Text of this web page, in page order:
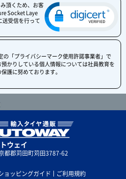
頂くため、お客
Socket Laye
送受信を行って
の「プライバシーマーク使用許諾事業者」で
かりしている個人情報については社員教育を
護に努めております。
ウェイ
都郡苅田町苅田3787-62
ョッピングガイド
ご利用規約